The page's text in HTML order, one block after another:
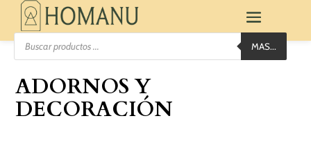
Búsqueda
productos
MAS...
ADORNOS Y
DECORACIÓN